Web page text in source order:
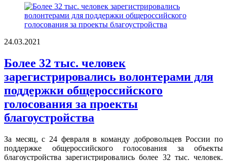
24.03.2021
Более 32 тыс. человек
зарегистрировались волонтерами для
поддержки общероссийского
голосования за проекты
благоустройства
За месяц, с 24 февраля в команду добровольцев России по
поддержке общероссийского голосования за объекты
благоустройства зарегистрировались более 32 тыс. человек.